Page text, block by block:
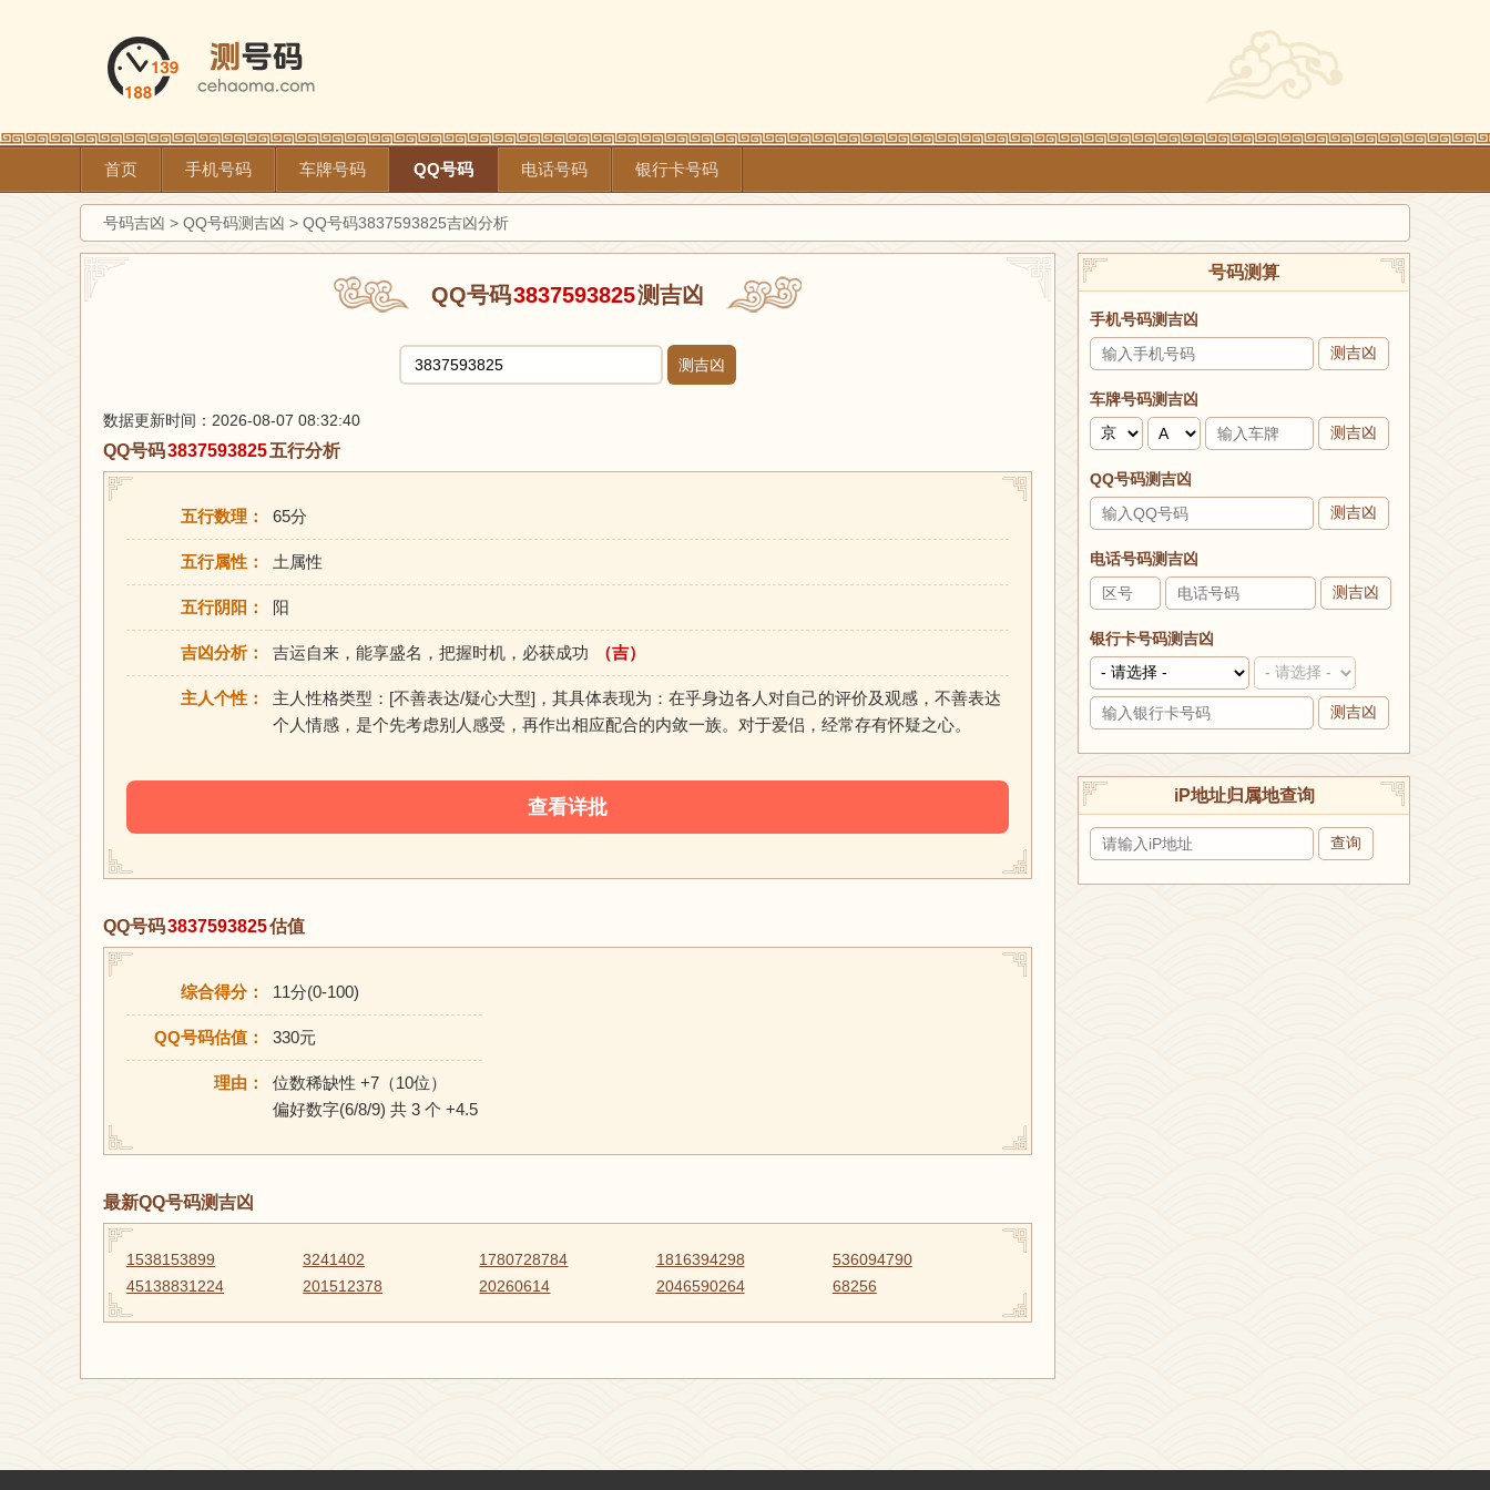
首页 手机号码 车牌号码 QQ号码 电话号码 银行卡号码
号码吉凶 > QQ号码测吉凶 > QQ号码3837593825吉凶分析
QQ号码3837593825测吉凶
测吉凶
数据更新时间：2026-08-07 08:32:40
QQ号码3837593825五行分析
五行数理： 65分
五行属性： 土属性
五行阴阳： 阳
吉凶分析： 吉运自来，能享盛名，把握时机，必获成功 （吉）
主人个性：
主人性格类型：[不善表达/疑心大型]，其具体表现为：在乎身边各人对自己的评价及观感，不善表达
个人情感，是个先考虑别人感受，再作出相应配合的内敛一族。对于爱侣，经常存有怀疑之心。
查看详批
QQ号码3837593825估值
综合得分： 11分(0-100)
QQ号码估值： 330元
理由：
位数稀缺性 +7（10位）
偏好数字(6/8/9) 共 3 个 +4.5
最新QQ号码测吉凶
1538153899 3241402 1780728784 1816394298
536094790
45138831224
201512378 20260614 2046590264 68256
号码测算
手机号码测吉凶
测吉凶
车牌号码测吉凶
测吉凶
QQ号码测吉凶
测吉凶
电话号码测吉凶
测吉凶
银行卡号码测吉凶
测吉凶
iP地址归属地查询
查询